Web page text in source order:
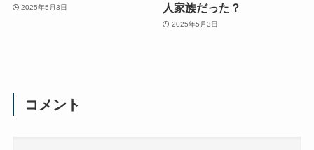
2025年5月3日
人家族だった？
2025年5月3日
コメント